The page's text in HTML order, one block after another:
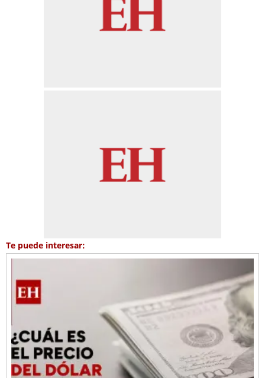
Te puede interesar: